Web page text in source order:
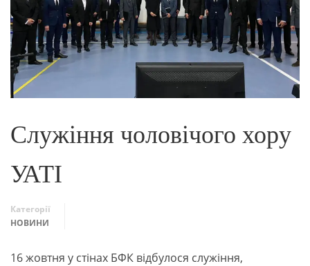
Служіння чоловічого хору
УАТІ
Категорії
НОВИНИ
16 жовтня у стінах БФК відбулося служіння,